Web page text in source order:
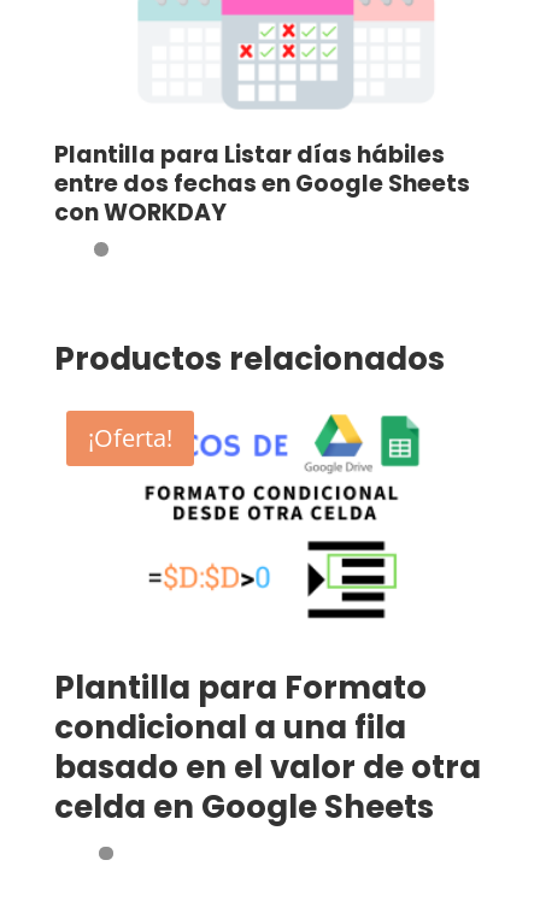
Plantilla para Listar días hábiles
entre dos fechas en Google Sheets
con WORKDAY
Productos relacionados
¡Oferta!
Plantilla para Formato
condicional a una fila
basado en el valor de otra
celda en Google Sheets